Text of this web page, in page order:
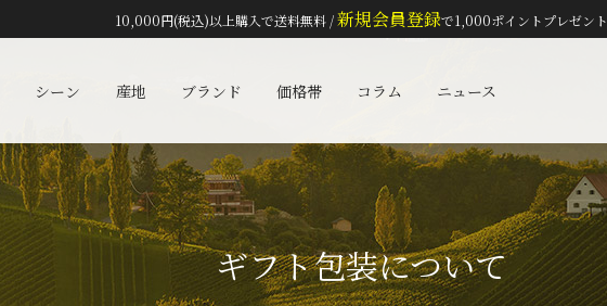
10,000円(税込)以上購入で送料無料 /新規会員登録で1,000ポイントプレゼント
シーン 産地 ブランド 価格帯 コラム ニュース
検索
ギフト包装について